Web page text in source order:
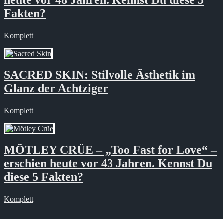
Fakten?
Komplett
SACRED SKIN: Stilvolle Ästhetik im
Glanz der Achtziger
Komplett
MÖTLEY CRÜE – „Too Fast for Love“ –
erschien heute vor 43 Jahren. Kennst Du
diese 5 Fakten?
Komplett